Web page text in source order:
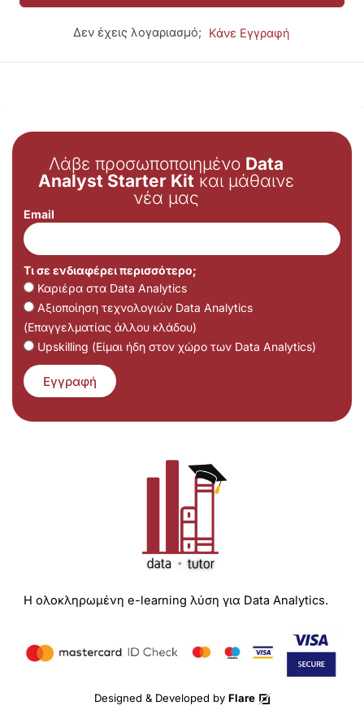
Δεν έχεις λογαριασμό; Κάνε Εγγραφή
Λάβε προσωποποιημένο Data
Analyst Starter Kit και μάθαινε
νέα μας
Email
Τι σε ενδιαφέρει περισσότερο;
Καριέρα στα Data Analytics
Αξιοποίηση τεχνολογιών Data Analytics
(Επαγγελματίας άλλου κλάδου)
Upskilling (Είμαι ήδη στον χώρο των Data Analytics)
Εγγραφή
Η ολοκληρωμένη e-learning λύση για Data Analytics.
Designed & Developed by Flare